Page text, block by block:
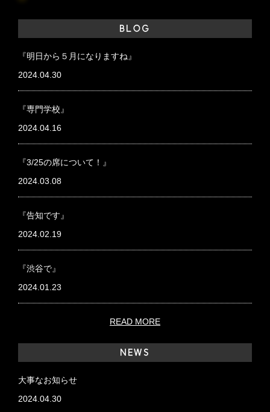
BLOG
『明日から５月になりますね』
2024.04.30
『専門学校』
2024.04.16
『3/25の席について！』
2024.03.08
『告知です』
2024.02.19
『渋谷で』
2024.01.23
READ MORE
NEWS
大事なお知らせ
2024.04.30